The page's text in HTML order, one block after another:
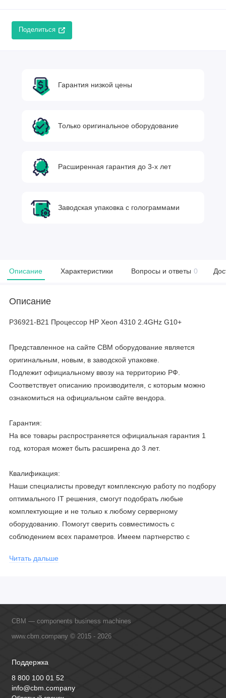
Поделиться
Гарантия низкой цены
Только оригинальное оборудование
Расширенная гарантия до 3-х лет
Заводская упаковка с голограммами
Описание Характеристики Вопросы и ответы 0
Описание
P36921-B21 Процессор HP Xeon 4310 2.4GHz G10+
Представленное на сайте CBM оборудование является
оригинальным, новым, в заводской упаковке.
Подлежит официальному ввозу на территорию РФ.
Соответствует описанию производителя, с которым можно
ознакомиться на официальном сайте вендора.
Гарантия:
На все товары распространяется официальная гарантия 1
год, которая может быть расширена до 3 лет.
Квалификация:
Наши специалисты проведут комплексную работу по подбору
оптимального IT решения, смогут подобрать любые
комплектующие и не только к любому серверному
оборудованию. Помогут сверить совместимость с
соблюдением всех параметров. Имеем партнерство с
обучение сотрудников, что позволяет исключить ошибки даже
Читать дальше
CBM — components business machines
www.cbm.company © 2015 - 2026
Поддержка
8 800 100 01 52
info@cbm.company